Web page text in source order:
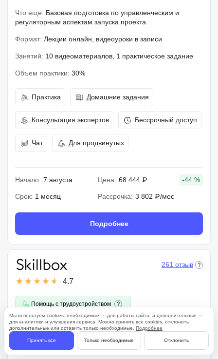
Что еще: Базовая подготовка по управленческим и
регуляторным аспектам запуска проекта
Формат: Лекции онлайн, видеоуроки в записи
Занятий: 10 видеоматериалов, 1 практическое задание
Объем практики: 30%
Практика Домашние задания
Консультация экспертов Бессрочный доступ
Чат Для продвинутых
Начало: 7 августа Цена: 68 444 ₽ -44 %
Срок: 1 месяц Рассрочка: 3 802 ₽/мес
Подробнее
4.7
261 отзыв
Помощь с трудоустройством
Возврат средств
Финансы для предпринимателя
Мы используем cookies: необходимые — для работы сайта, а дополнительные —
для аналитики и улучшения сервиса. Можно принять все cookies, отклонить
дополнительные или оставить только необходимые. Подробнее
Принять все Только необходимые Отклонить